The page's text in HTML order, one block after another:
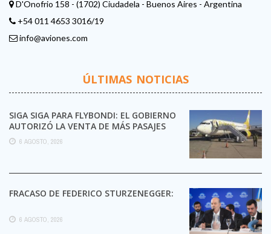
D'Onofrio 158 - (1702) Ciudadela - Buenos Aires - Argentina
+54 011 4653 3016/19
info@aviones.com
ÚLTIMAS NOTICIAS
SIGA SIGA PARA FLYBONDI: EL GOBIERNO
AUTORIZÓ LA VENTA DE MÁS PASAJES
6 AGOSTO, 2026
FRACASO DE FEDERICO STURZENEGGER:
6 AGOSTO, 2026